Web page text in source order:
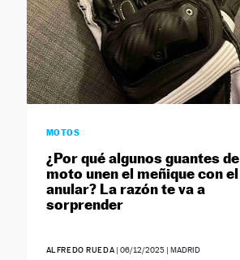
MOTOS
¿Por qué algunos guantes de
moto unen el meñique con el
anular? La razón te va a
sorprender
ALFREDO RUEDA |06/12/2025 | MADRID